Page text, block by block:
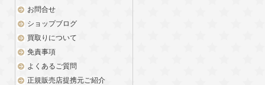
お問合せ
ショップブログ
買取りについて
免責事項
よくあるご質問
正規販売店提携元ご紹介